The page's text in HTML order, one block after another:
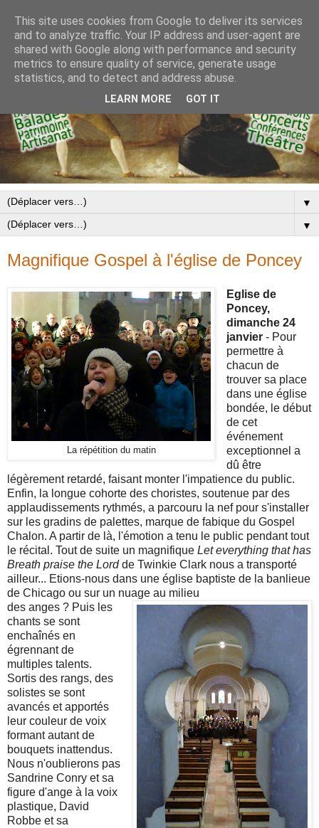
▼
▼
Magnifique Gospel à l'église de Poncey
La répétition du matin
Eglise de
Poncey,
dimanche 24
janvier - Pour
permettre à
chacun de
trouver sa place
dans une église
bondée, le début
de cet
événement
exceptionnel a
dû être
légèrement retardé, faisant monter l'impatience du public.
Enfin, la longue cohorte des choristes, soutenue par des
applaudissements rythmés, a parcouru la nef pour s'installer
sur les gradins de palettes, marque de fabique du Gospel
Chalon. A partir de là, l'émotion a tenu le public pendant tout
le récital. Tout de suite un magnifique Let everything that has
Breath praise the Lordde Twinkie Clark nous a transporté
ailleur... Etions-nous dans une église baptiste de la banlieue
de Chicago ou sur un nuage au milieu
des anges ? Puis les
chants se sont
enchaînés en
égrennant de
multiples talents.
Sortis des rangs, des
solistes se sont
avancés et apportés
leur couleur de voix
formant autant de
bouquets inattendus.
Nous n'oublierons pas
Sandrine Conry et sa
figure d'ange à la voix
plastique, David
Robbe et sa
This site uses cookies from Google to deliver its services
and to analyze traffic. Your IP address and user-agent are
shared with Google along with performance and security
metrics to ensure quality of service, generate usage
statistics, and to detect and address abuse.
LEARN MORE GOT IT